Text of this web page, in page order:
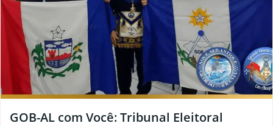
GOB-AL com Você: Tribunal Eleitoral